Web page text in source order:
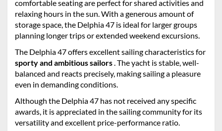
comfortable seating are perfect for shared activities and
relaxing hours in the sun. With a generous amount of
storage space, the Delphia 47 is ideal for larger groups
planning longer trips or extended weekend excursions.
The Delphia 47 offers excellent sailing characteristics for
sporty and ambitious sailors. The yacht is stable, well-
balanced and reacts precisely, making sailing a pleasure
even in demanding conditions.
Although the Delphia 47 has not received any specific
awards, it is appreciated in the sailing community for its
versatility and excellent price-performance ratio.